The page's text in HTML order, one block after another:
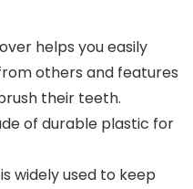
helps you easily
others and features
their teeth.
of durable plastic for
widely used to keep